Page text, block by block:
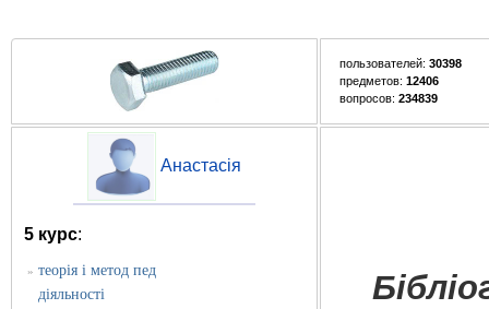
пользователей: 30398
предметов: 12406
вопросов: 234839
Анастасія
5 курс:
» теорія і метод пед
діяльності